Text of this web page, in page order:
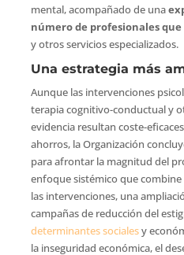
mental, acompañado de una
número de profesionales
y otros servicios especializados.
Una estrategia más
Aunque las intervenciones
terapia cognitivo-conductual y
evidencia resultan coste-
ahorros, la Organización
para afrontar la magnitud del
enfoque sistémico que
las intervenciones, una
campañas de reducción del
determinantes socialesy
la inseguridad económica, el